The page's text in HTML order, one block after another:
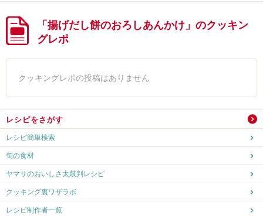
「揚げだし餅のおろしあんかけ」のクッキン
グレポ
クッキングレポの投稿はありません
レシピをさがす
レシピ簡単検索
旬の食材
ヤマサのおいしさ太鼓判レシピ
クッキング裏ワザラボ
レシピ制作者一覧